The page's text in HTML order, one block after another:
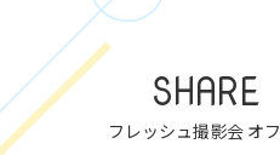
tue
8
フレッシュ撮影会 オ